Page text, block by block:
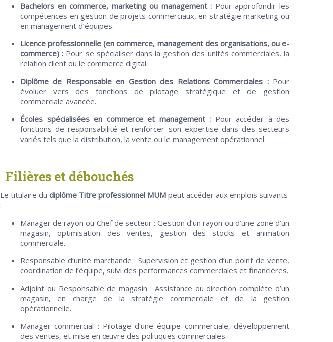
Bachelors en commerce, marketing ou management : Pour approfondir les
compétences en gestion de projets commerciaux, en stratégie marketing ou
en management d’équipes.
Licence professionnelle (en commerce, management des organisations, ou e-
commerce) : Pour se spécialiser dans la gestion des unités commerciales, la
relation client ou le commerce digital.
Diplôme de Responsable en Gestion des Relations Commerciales :Pour
évoluer vers des fonctions de pilotage stratégique et de gestion
commerciale avancée.
Écoles spécialisées en commerce et management : Pour accéder à des
fonctions de responsabilité et renforcer son expertise dans des secteurs
variés tels que la distribution, la vente ou le management opérationnel.
Filières et débouchés
Le titulaire du diplôme Titre professionnel MUM peut accéder aux emplois suivants
:
Manager de rayon ou Chef de secteur : Gestion d’un rayon ou d’une zone d’un
magasin, optimisation des ventes, gestion des stocks et animation
commerciale.
Responsable d’unité marchande : Supervision et gestion d’un point de vente,
coordination de l’équipe, suivi des performances commerciales et financières.
Adjoint ou Responsable de magasin : Assistance ou direction complète d’un
magasin, en charge de la stratégie commerciale et de la gestion
opérationnelle.
Manager commercial : Pilotage d’une équipe commerciale, développement
des ventes, et mise en œuvre des politiques commerciales.